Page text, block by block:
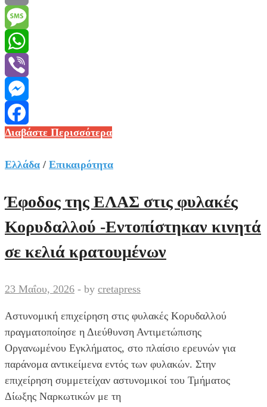
Email
Message
WhatsApp
Viber
Messenger
Facebook
Θεσσαλονίκη:
επιτέθηκε
περαστικούς
-Τρεις
τραυματίες
Διαβάστε Περισσότερα
Ελλάδα / Επικαιρότητα
Έφοδος της ΕΛΑΣ στις φυλακές
Κορυδαλλού -Εντοπίστηκαν κινητά
σε κελιά κρατουμένων
23 Μαΐου, 2026 - by cretapress
Αστυνομική επιχείρηση στις φυλακές Κορυδαλλού
πραγματοποίησε η Διεύθυνση Αντιμετώπισης
Οργανωμένου Εγκλήματος, στο πλαίσιο ερευνών για
παράνομα αντικείμενα εντός των φυλακών. Στην
επιχείρηση συμμετείχαν αστυνομικοί του Τμήματος
Δίωξης Ναρκωτικών με τη